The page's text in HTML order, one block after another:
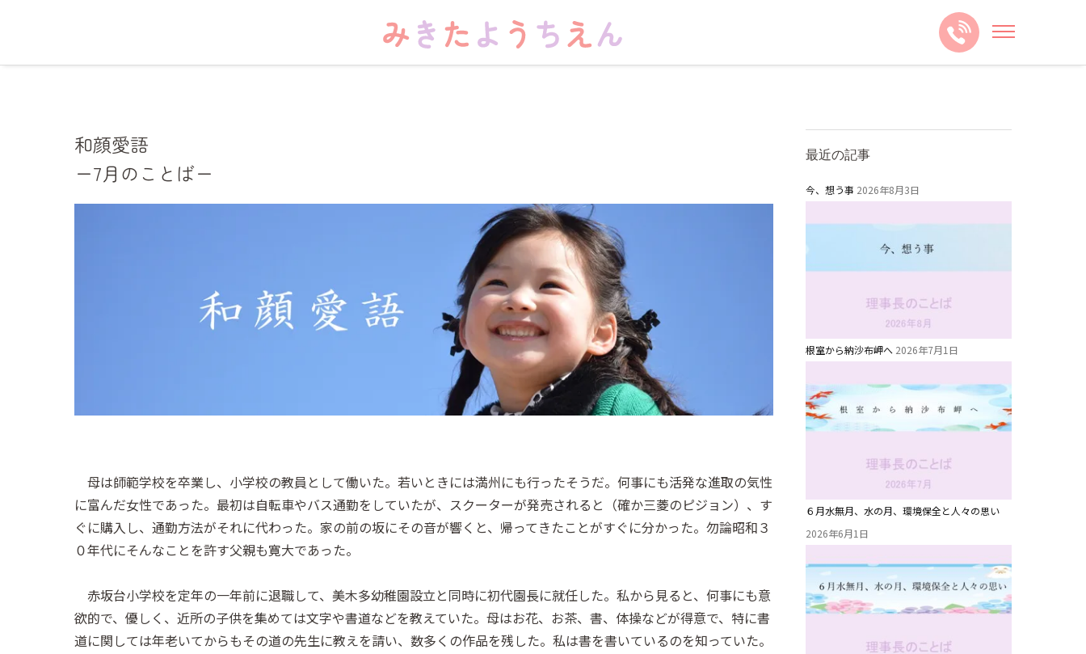
和顔愛語
ー7月のことばー
母は師範学校を卒業し、小学校の教員として働いた。若いときには満州にも行ったそうだ。何事にも活発な進取の気性
に富んだ女性であった。最初は自転車やバス通勤をしていたが、スクーターが発売されると（確か三菱のピジョン）、す
ぐに購入し、通勤方法がそれに代わった。家の前の坂にその音が響くと、帰ってきたことがすぐに分かった。勿論昭和３
０年代にそんなことを許す父親も寛大であった。
赤坂台小学校を定年の一年前に退職して、美木多幼稚園設立と同時に初代園長に就任した。私から見ると、何事にも意
欲的で、優しく、近所の子供を集めては文字や書道などを教えていた。母はお花、お茶、書、体操などが得意で、特に書
道に関しては年老いてからもその道の先生に教えを請い、数多くの作品を残した。私は書を書いているのを知っていた。
最近の記事
今、想う事 2026年8月3日
根室から納沙布岬へ 2026年7月1日
６月水無月、水の月、環境保全と人々の思い
2026年6月1日